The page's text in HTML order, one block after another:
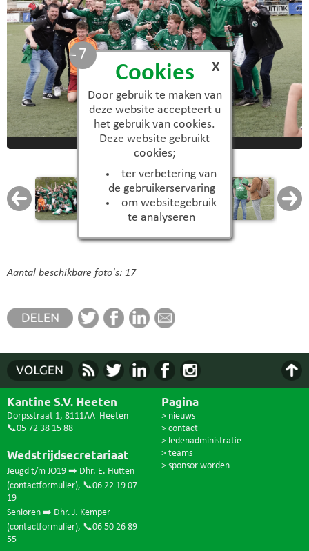
Cookies
Door gebruik te maken van
deze website accepteert u
het gebruik van cookies.
Deze website gebruikt
cookies;
ter verbetering van
de gebruikerservaring
om websitegebruik
te analyseren
X
7
Aantal beschikbare foto's: 17
Kantine S.V. Heeten
Dorpsstraat 1, 8111AA Heeten
📞05 72 38 15 88
Wedstrijdsecretariaat
Jeugd t/m JO19 ➡️ Dhr. E. Hutten
(contactformulier), 📞06 22 19 07
19
Senioren ➡️ Dhr. J. Kemper
(contactformulier), 📞06 50 26 89
55
Pagina
> nieuws
> contact
> ledenadministratie
> teams
> sponsor worden